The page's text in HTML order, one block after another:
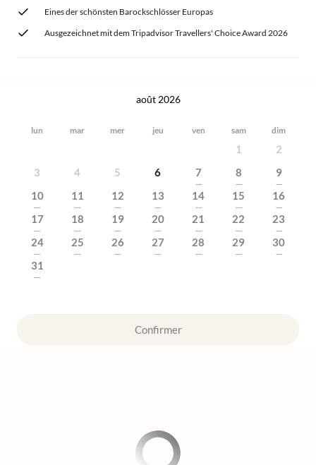
Eines der schönsten Barockschlösser Europas
Ausgezeichnet mit dem Tripadvisor Travellers' Choice Award 2026
août 2026
lun mar mer jeu ven sam dim
1
2
3
4 5 6 7
---
8
---
9
---
10
---
11
---
12
---
13
---
14
---
15
---
16
---
17
---
18
---
19
---
20
---
21
---
22
---
23
---
24
---
25
---
26
---
27
---
28
---
29
---
30
---
31
---
Confirmer